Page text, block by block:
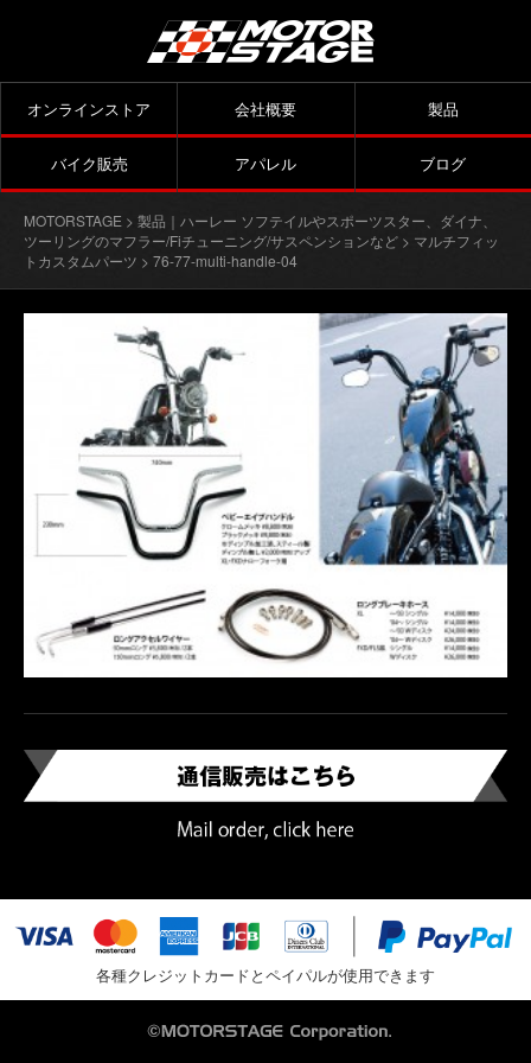
オンラインストア 会社概要 製品
バイク販売 アパレル ブログ
MOTORSTAGE > 製品｜ハーレー ソフテイルやスポーツスター、ダイナ、
ツーリングのマフラー/Fiチューニング/サスペンションなど > マルチフィッ
トカスタムパーツ > 76-77-multi-handle-04
各種クレジットカードとペイパルが使用できます